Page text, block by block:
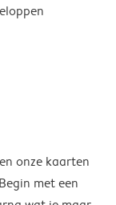
onze kaarten
met een